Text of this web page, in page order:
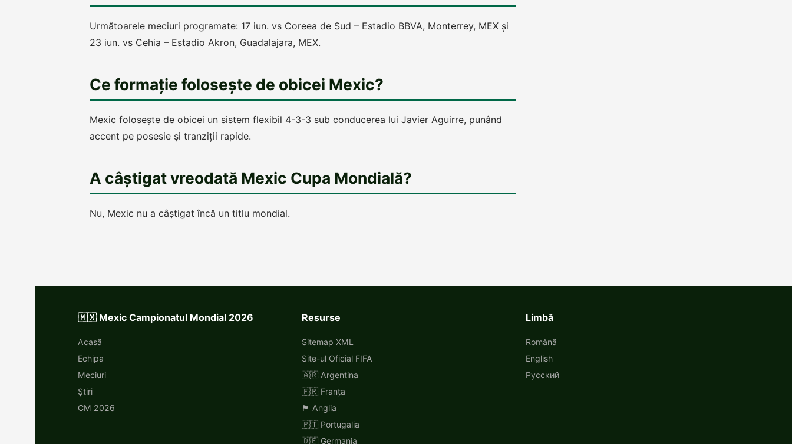
Următoarele meciuri programate: 17 iun. vs Coreea de Sud – Estadio BBVA, Monterrey, MEX și
23 iun. vs Cehia – Estadio Akron, Guadalajara, MEX.
Ce formație folosește de obicei Mexic?
Mexic folosește de obicei un sistem flexibil 4-3-3 sub conducerea lui Javier Aguirre, punând
accent pe posesie și tranziții rapide.
A câștigat vreodată Mexic Cupa Mondială?
Nu, Mexic nu a câștigat încă un titlu mondial.
🇲🇽 Mexic Campionatul Mondial 2026
Acasă
Echipa
Meciuri
Știri
CM 2026
Resurse
Sitemap XML
Site-ul Oficial FIFA
🇦🇷 Argentina
🇫🇷 Franța
🏴󠁧󠁢󠁥󠁮󠁧󠁿 Anglia
🇵🇹 Portugalia
🇩🇪 Germania
Limbă
Română
English
Русский